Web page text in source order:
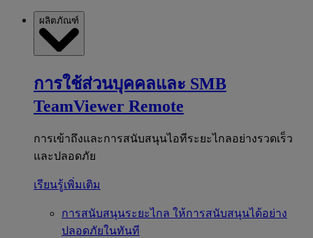
ผลิตภัณฑ์
การใช้ส่วนบุคคลและ SMB
TeamViewer Remote
การเข้าถึงและการสนับสนุนไอทีระยะไกลอย่างรวดเร็ว
และปลอดภัย
เรียนรู้เพิ่มเติม
การสนับสนุนระยะไกล ให้การสนับสนุนได้อย่าง
ปลอดภัยในทันที